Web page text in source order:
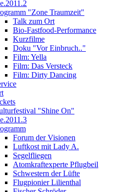
"Zone Traumzeit"
Talk zum Ort
Bio-Fastfood-Performance
Kurzfilme
Doku "Vor Einbruch.."
Film: Yella
Film: Das Versteck
Film: Dirty Dancing
"Shine On"
Forum der Visionen
Luftkost mit Lady A.
Segelfliegen
Atomkraftexperte Pflugbeil
Schwestern der Lüfte
Flugpionier Lilienthal